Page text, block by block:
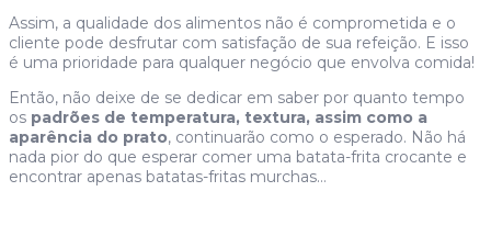
Assim, a qualidade dos alimentos não é comprometida e o
cliente pode desfrutar com satisfação de sua refeição. E isso
é uma prioridade para qualquer negócio que envolva comida!
Então, não deixe de se dedicar em saber por quanto tempo
os padrões de temperatura, textura, assim como a
aparência do prato, continuarão como o esperado. Não há
nada pior do que esperar comer uma batata-frita crocante e
encontrar apenas batatas-fritas murchas…